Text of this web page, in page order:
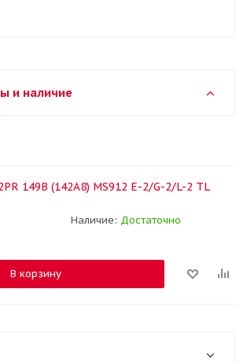
и наличие
149B (142A8) MS912 E-2/G-2/L-2 TL
Наличие: Достаточно
В корзину